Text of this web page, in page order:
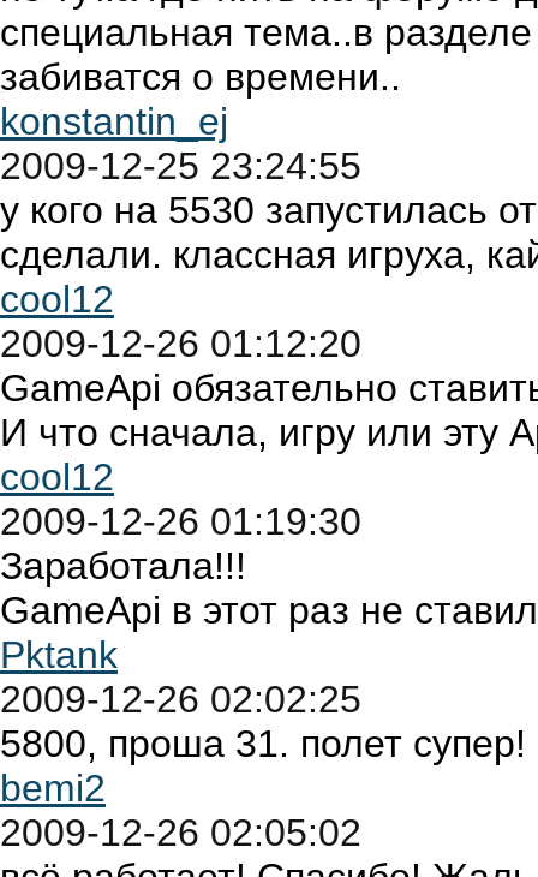
специальная тема..в
забиватся о времени..
konstantin_ej
2009-12-25 23:24:55
у кого на 5530 запустилась
сделали. классная игруха,
cool12
2009-12-26 01:12:20
GameApi обязательно
И что сначала, игру или эту
cool12
2009-12-26 01:19:30
Заработала!!!
GameApi в этот раз не
Pktank
2009-12-26 02:02:25
5800, проша 31. полет супер!
bemi2
2009-12-26 02:05:02